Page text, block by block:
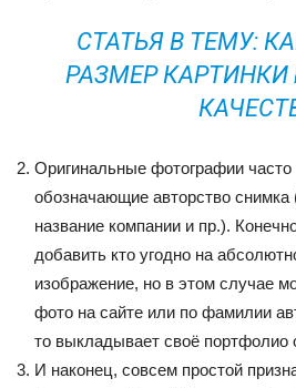
СТАТЬЯ В ТЕМУ:
РАЗМЕР КАРТИНКИ
Оригинальные фотографии
обозначающие авторство
название компании и пр.).
добавить кто угодно на
изображение, но в этом случае
фото на сайте или по фамилии
то выкладывает своё портфолио
И наконец, совсем простой